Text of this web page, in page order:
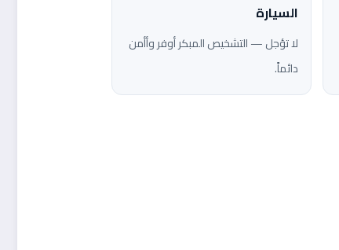
السيارة
لا تؤجل — التشخيص المبكر أوفر وأأمن
دائماً.